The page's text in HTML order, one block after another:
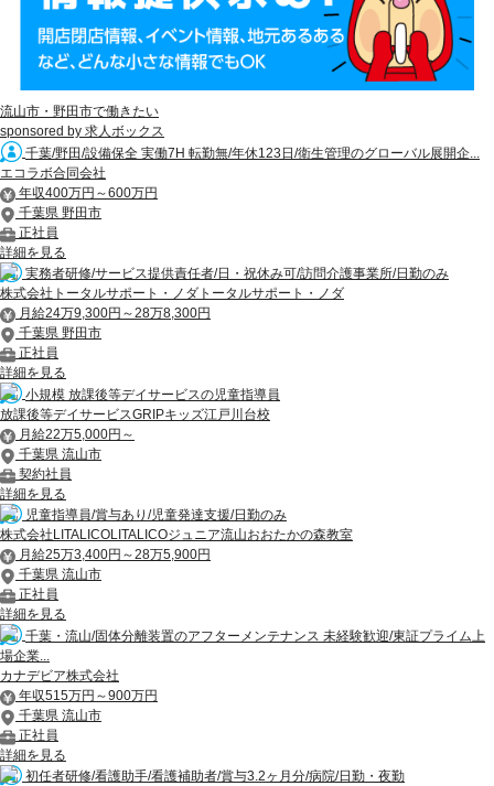
流山市・野田市で働きたい
sponsored by 求人ボックス
千葉/野田/設備保全 実働7H 転勤無/年休123日/衛生管理のグローバル展開企...
エコラボ合同会社
年収400万円～600万円
千葉県 野田市
正社員
詳細を見る
実務者研修/サービス提供責任者/日・祝休み可/訪問介護事業所/日勤のみ
株式会社トータルサポート・ノダトータルサポート・ノダ
月給24万9,300円～28万8,300円
千葉県 野田市
正社員
詳細を見る
小規模 放課後等デイサービスの児童指導員
放課後等デイサービスGRIPキッズ江戸川台校
月給22万5,000円～
千葉県 流山市
契約社員
詳細を見る
児童指導員/賞与あり/児童発達支援/日勤のみ
株式会社LITALICOLITALICOジュニア流山おおたかの森教室
月給25万3,400円～28万5,900円
千葉県 流山市
正社員
詳細を見る
千葉・流山/固体分離装置のアフターメンテナンス 未経験歓迎/東証プライム上
場企業...
カナデビア株式会社
年収515万円～900万円
千葉県 流山市
正社員
詳細を見る
初任者研修/看護助手/看護補助者/賞与3.2ヶ月分/病院/日勤・夜勤